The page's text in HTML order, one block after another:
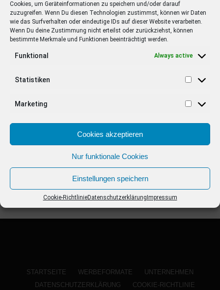
Cookies, um Geräteinformationen zu speichern und/oder darauf
zuzugreifen. Wenn Du diesen Technologien zustimmst, können wir Daten
wie das Surfverhalten oder eindeutige IDs auf dieser Website verarbeiten.
Wenn Du deine Zustimmung nicht erteilst oder zurückziehst, können
bestimmte Merkmale und Funktionen beeinträchtigt werden.
Funktional Always active
Statistiken
Marketing
Cookies akzeptieren
Nur funktionale Cookies
Einstellungen speichern
Cookie-RichtlinieDatenschutzerklärung Impressum
EMPFOHLEN
STARS 4 years ago
Barbara Schöneberger Moderatorin
von “Verstehen Sie Spaß?”
STARTSEITE WERBEFORMATE
UNTERNEHMEN
DATENSCHUTZERKLÄRUNG
COOKIE-RICHTLINIE